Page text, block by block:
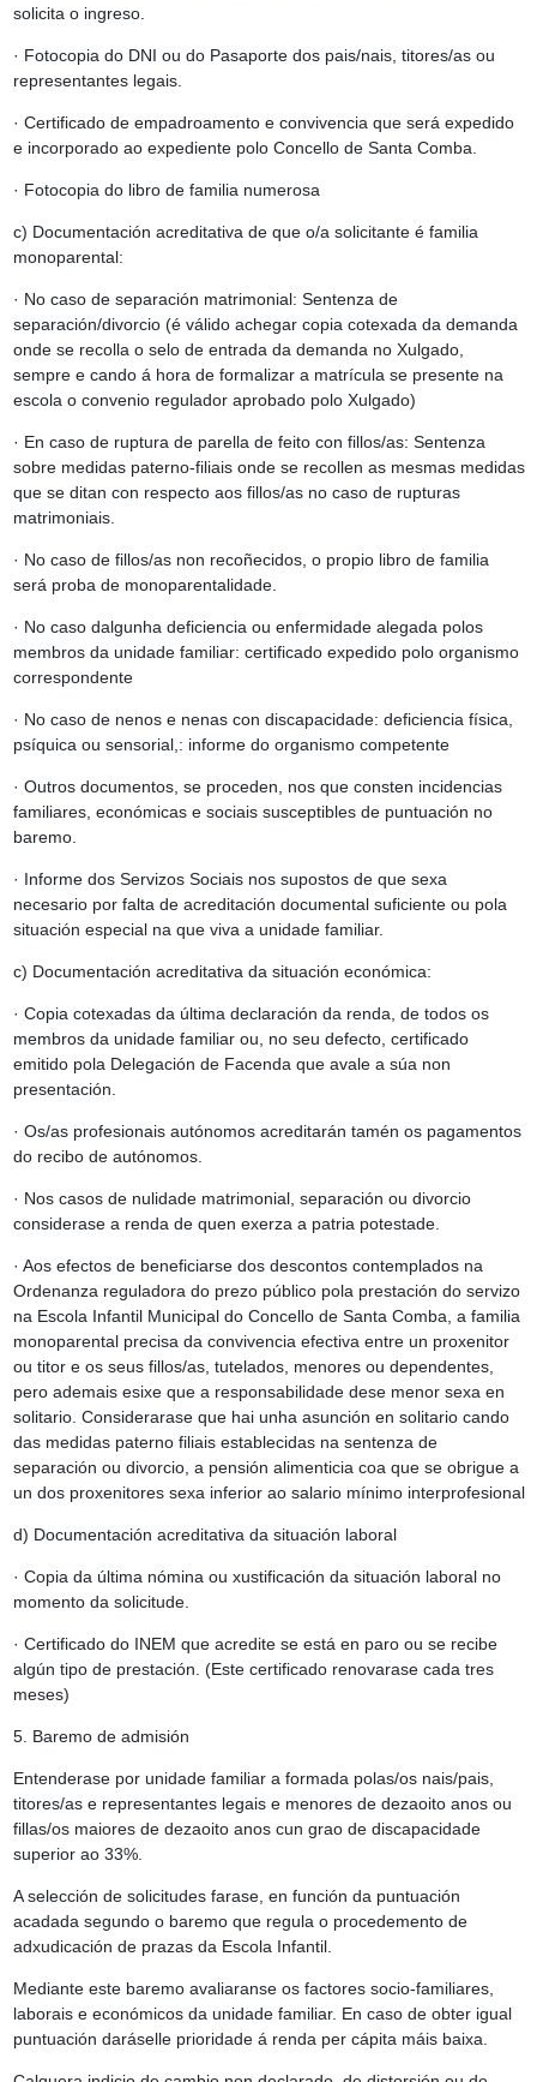
solicita o ingreso.
· Fotocopia do DNI ou do Pasaporte dos pais/nais, titores/as ou
representantes legais.
· Certificado de empadroamento e convivencia que será expedido
e incorporado ao expediente polo Concello de Santa Comba.
· Fotocopia do libro de familia numerosa
c) Documentación acreditativa de que o/a solicitante é familia
monoparental:
· No caso de separación matrimonial: Sentenza de
separación/divorcio (é válido achegar copia cotexada da demanda
onde se recolla o selo de entrada da demanda no Xulgado,
sempre e cando á hora de formalizar a matrícula se presente na
escola o convenio regulador aprobado polo Xulgado)
· En caso de ruptura de parella de feito con fillos/as: Sentenza
sobre medidas paterno-filiais onde se recollen as mesmas medidas
que se ditan con respecto aos fillos/as no caso de rupturas
matrimoniais.
· No caso de fillos/as non recoñecidos, o propio libro de familia
será proba de monoparentalidade.
· No caso dalgunha deficiencia ou enfermidade alegada polos
membros da unidade familiar: certificado expedido polo organismo
correspondente
· No caso de nenos e nenas con discapacidade: deficiencia física,
psíquica ou sensorial,: informe do organismo competente
· Outros documentos, se proceden, nos que consten incidencias
familiares, económicas e sociais susceptibles de puntuación no
baremo.
· Informe dos Servizos Sociais nos supostos de que sexa
necesario por falta de acreditación documental suficiente ou pola
situación especial na que viva a unidade familiar.
c) Documentación acreditativa da situación económica:
· Copia cotexadas da última declaración da renda, de todos os
membros da unidade familiar ou, no seu defecto, certificado
emitido pola Delegación de Facenda que avale a súa non
presentación.
· Os/as profesionais autónomos acreditarán tamén os pagamentos
do recibo de autónomos.
· Nos casos de nulidade matrimonial, separación ou divorcio
considerase a renda de quen exerza a patria potestade.
· Aos efectos de beneficiarse dos descontos contemplados na
Ordenanza reguladora do prezo público pola prestación do servizo
na Escola Infantil Municipal do Concello de Santa Comba, a familia
monoparental precisa da convivencia efectiva entre un proxenitor
ou titor e os seus fillos/as, tutelados, menores ou dependentes,
pero ademais esixe que a responsabilidade dese menor sexa en
solitario. Considerarase que hai unha asunción en solitario cando
das medidas paterno filiais establecidas na sentenza de
separación ou divorcio, a pensión alimenticia coa que se obrigue a
un dos proxenitores sexa inferior ao salario mínimo interprofesional
d) Documentación acreditativa da situación laboral
· Copia da última nómina ou xustificación da situación laboral no
momento da solicitude.
· Certificado do INEM que acredite se está en paro ou se recibe
algún tipo de prestación. (Este certificado renovarase cada tres
meses)
5. Baremo de admisión
Entenderase por unidade familiar a formada polas/os nais/pais,
titores/as e representantes legais e menores de dezaoito anos ou
fillas/os maiores de dezaoito anos cun grao de discapacidade
superior ao 33%.
A selección de solicitudes farase, en función da puntuación
acadada segundo o baremo que regula o procedemento de
adxudicación de prazas da Escola Infantil.
Mediante este baremo avaliaranse os factores socio-familiares,
laborais e económicos da unidade familiar. En caso de obter igual
puntuación daráselle prioridade á renda per cápita máis baixa.